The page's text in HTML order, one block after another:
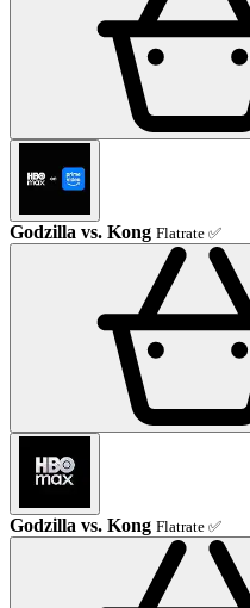
Godzilla vs. Kong Flatrate ✅
Godzilla vs. Kong Flatrate ✅